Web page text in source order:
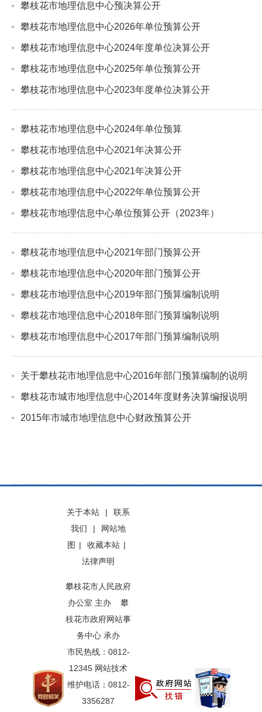
攀枝花市地理信息中心预决算公开
攀枝花市地理信息中心2026年单位预算公开
攀枝花市地理信息中心2024年度单位决算公开
攀枝花市地理信息中心2025年单位预算公开
攀枝花市地理信息中心2023年度单位决算公开
攀枝花市地理信息中心2024年单位预算
攀枝花市地理信息中心2021年决算公开
攀枝花市地理信息中心2021年决算公开
攀枝花市地理信息中心2022年单位预算公开
攀枝花市地理信息中心单位预算公开（2023年）
攀枝花市地理信息中心2021年部门预算公开
攀枝花市地理信息中心2020年部门预算公开
攀枝花市地理信息中心2019年部门预算编制说明
攀枝花市地理信息中心2018年部门预算编制说明
攀枝花市地理信息中心2017年部门预算编制说明
关于攀枝花市地理信息中心2016年部门预算编制的说明
攀枝花市城市地理信息中心2014年度财务决算编报说明
2015年市城市地理信息中心财政预算公开
关于本站 |
联系
我们
|
网站地
图 | 收藏本站 |
法律声明
攀枝花市人民政府
办公室 主办 攀
枝花市政府网站事
务中心 承办
市民热线：0812-
12345 网站技术
维护电话：0812-
3356287